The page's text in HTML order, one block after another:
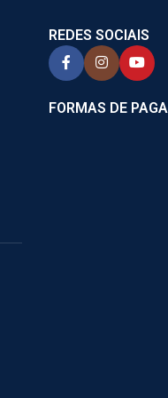
REDES SOCIAIS
FORMAS DE